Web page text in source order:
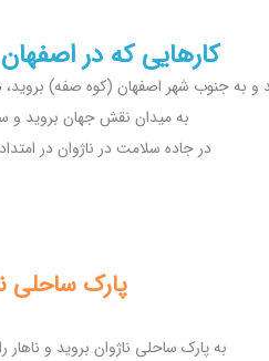
کارهایی که در
به جنوب شهر اصفهان (کوه صفه) بروید، در
به میدان نقش جهان بروید و
در جاده سلامت در ناژوان در
پارک ساحلی
به پارک ساحلی ناژوان بروید و